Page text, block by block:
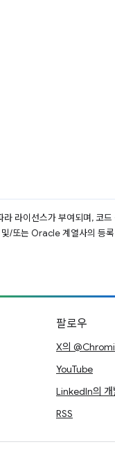
라 라이선스가 부여되며, 코드
/또는 Oracle 계열사의 등록
팔로우
X의
YouTube
LinkedIn의
RSS